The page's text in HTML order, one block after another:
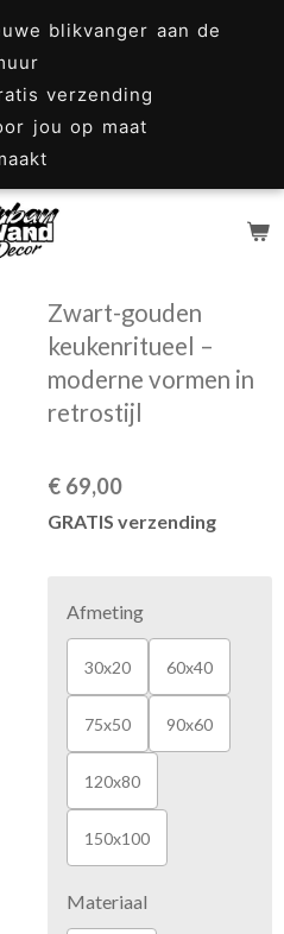
blikvanger aan de
verzending
jou op maat
Zwart-gouden
keukenritueel –
moderne vormen in
retrostijl
€ 69,00
GRATIS verzending
Afmeting
30x20 60x40
75x50 90x60
120x80
150x100
Materiaal